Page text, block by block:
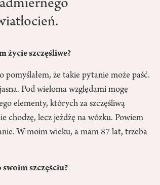
życie szczęśliwe?
pomyślałem, że takie pytanie może paść.
Pod wieloma względami mogę
elementy, których za szczęśliwą
chodzę, lecz jeżdżę na wózku. Powiem
W moim wieku, a mam 87 lat, trzeba
szczęściu?